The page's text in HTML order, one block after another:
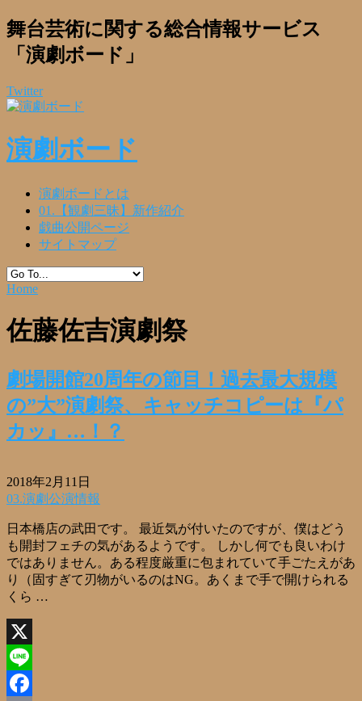
舞台芸術に関する総合情報サービス
「演劇ボード」
Twitter
演劇ボード
演劇ボードとは
01.【観劇三昧】新作紹介
戯曲公開ページ
サイトマップ
Home
佐藤佐吉演劇祭
劇場開館20周年の節目！過去最大規模
の”大”演劇祭、キャッチコピーは『パ
カッ』…！？
2018年2月11日
03.演劇公演情報
日本橋店の武田です。 最近気が付いたのですが、僕はどう
も開封フェチの気があるようです。 しかし何でも良いわけ
ではありません。ある程度厳重に包まれていて手ごたえがあ
り（固すぎて刃物がいるのはNG。あくまで手で開けられる
くら …
X
Line